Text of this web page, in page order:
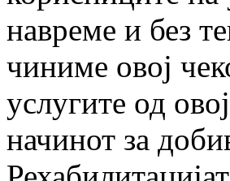
навреме и без
чиниме овој
услугите од
начинот за